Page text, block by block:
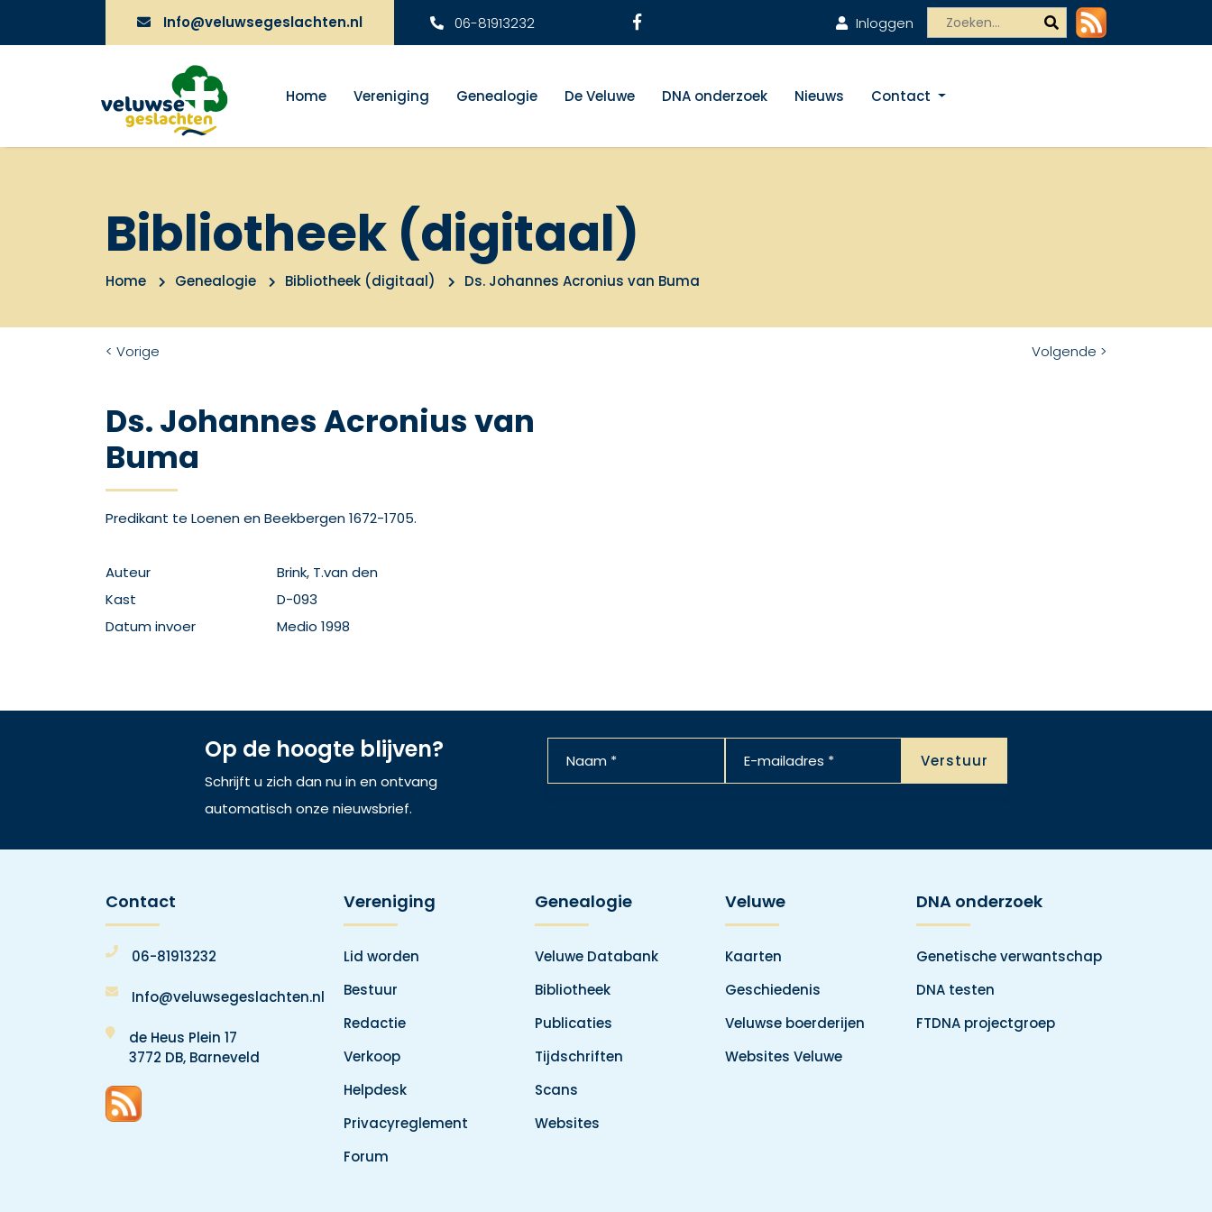
Info@veluwsegeslachten.nl 06-81913232 Inloggen
Home Vereniging Genealogie De Veluwe DNA onderzoek Nieuws Contact
Bibliotheek (digitaal)
Home Genealogie Bibliotheek (digitaal) Ds. Johannes Acronius van Buma
< Vorige Volgende >
Ds. Johannes Acronius van
Buma
Predikant te Loenen en Beekbergen 1672-1705.
Auteur
Brink, T.van den
Kast
D-093
Datum invoer
Medio 1998
Op de hoogte blijven?
Schrijft u zich dan nu in en ontvang
automatisch onze nieuwsbrief.
Contact
06-81913232
Info@veluwsegeslachten.nl
de Heus Plein 17
3772 DB, Barneveld
Vereniging
Lid worden
Bestuur
Redactie
Verkoop
Helpdesk
Privacyreglement
Forum
Genealogie
Veluwe Databank
Bibliotheek
Publicaties
Tijdschriften
Scans
Websites
Veluwe
Kaarten
Geschiedenis
Veluwse boerderijen
Websites Veluwe
DNA onderzoek
Genetische verwantschap
DNA testen
FTDNA projectgroep